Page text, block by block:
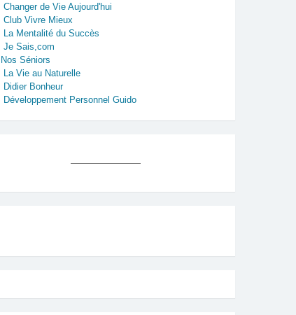
Changer de Vie Aujourd'hui
Club Vivre Mieux
La Mentalité du Succès
Je Sais,com
Nos Séniors
La Vie au Naturelle
Didier Bonheur
Développement Personnel Guido